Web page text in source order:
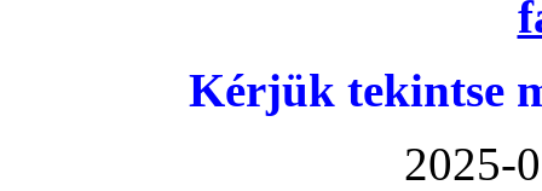
Kérjük tekintse
2025-